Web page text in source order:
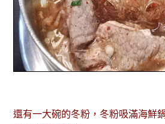
還有一大碗的冬粉，冬粉吸滿海鮮